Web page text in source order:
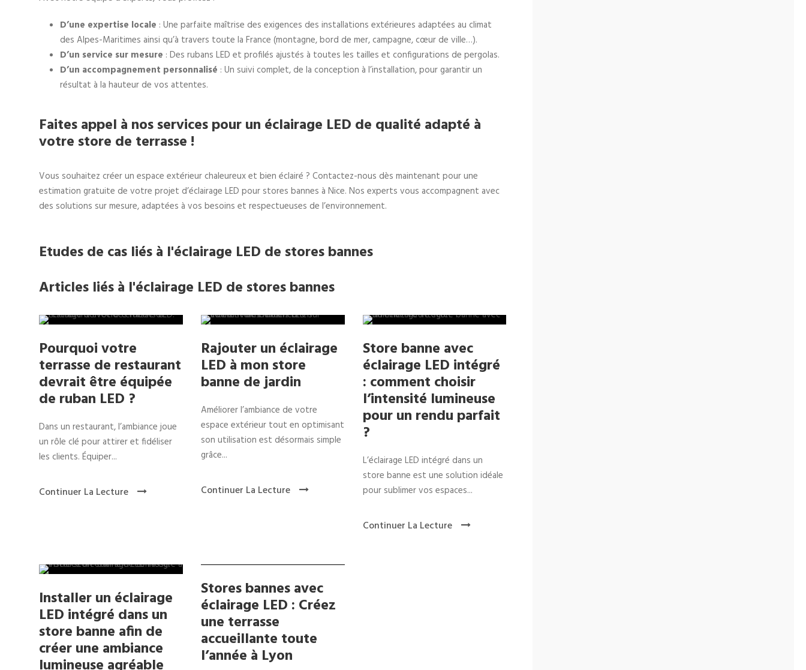
D’une expertise locale : Une parfaite maîtrise des exigences des installations extérieures adaptées au climat
des Alpes-Maritimes ainsi qu’à travers toute la France (montagne, bord de mer, campagne, cœur de ville…).
D’un service sur mesure : Des rubans LED et profilés ajustés à toutes les tailles et configurations de pergolas.
D’un accompagnement personnalisé : Un suivi complet, de la conception à l’installation, pour garantir un
résultat à la hauteur de vos attentes.
Faites appel à nos services pour un éclairage LED de qualité adapté à
votre store de terrasse !
Vous souhaitez créer un espace extérieur chaleureux et bien éclairé ? Contactez-nous dès maintenant pour une
estimation gratuite de votre projet d’éclairage LED pour stores bannes à Nice. Nos experts vous accompagnent avec
des solutions sur mesure, adaptées à vos besoins et respectueuses de l’environnement.
Etudes de cas liés à l'éclairage LED de stores bannes
Articles liés à l'éclairage LED de stores bannes
Pourquoi votre
terrasse de restaurant
devrait être équipée
de ruban LED ?
Dans un restaurant, l’ambiance joue
un rôle clé pour attirer et fidéliser
les clients. Équiper...
Continuer La Lecture
Rajouter un éclairage
LED à mon store
banne de jardin
Améliorer l’ambiance de votre
espace extérieur tout en optimisant
son utilisation est désormais simple
grâce...
Continuer La Lecture
Store banne avec
éclairage LED intégré
: comment choisir
l’intensité lumineuse
pour un rendu parfait
?
L’éclairage LED intégré dans un
store banne est une solution idéale
pour sublimer vos espaces...
Continuer La Lecture
Installer un éclairage
LED intégré dans un
store banne afin de
créer une ambiance
Stores bannes avec
éclairage LED : Créez
une terrasse
accueillante toute
l’année à Lyon